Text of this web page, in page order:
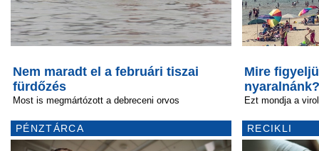
Nem maradt el a februári tiszai
fürdőzés
Most is megmártózott a debreceni orvos
PÉNZTÁRCA
Mire
nyaralnánk?
Ezt mondja a
RECIKLI